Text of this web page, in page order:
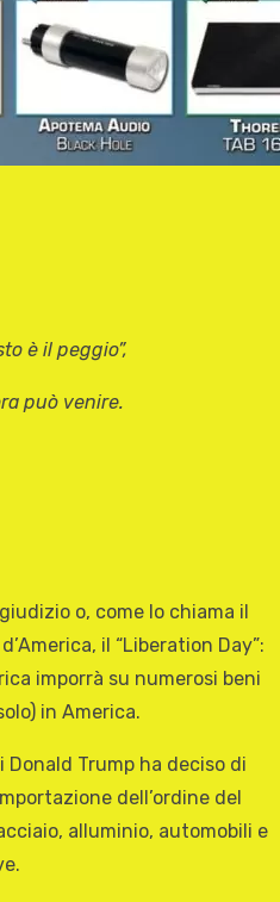
è il peggio”,
può venire.
o, come lo chiama il
il “Liberation Day”:
imporrà su numerosi beni
in America.
Donald Trump ha deciso di
dell’ordine del
alluminio, automobili e